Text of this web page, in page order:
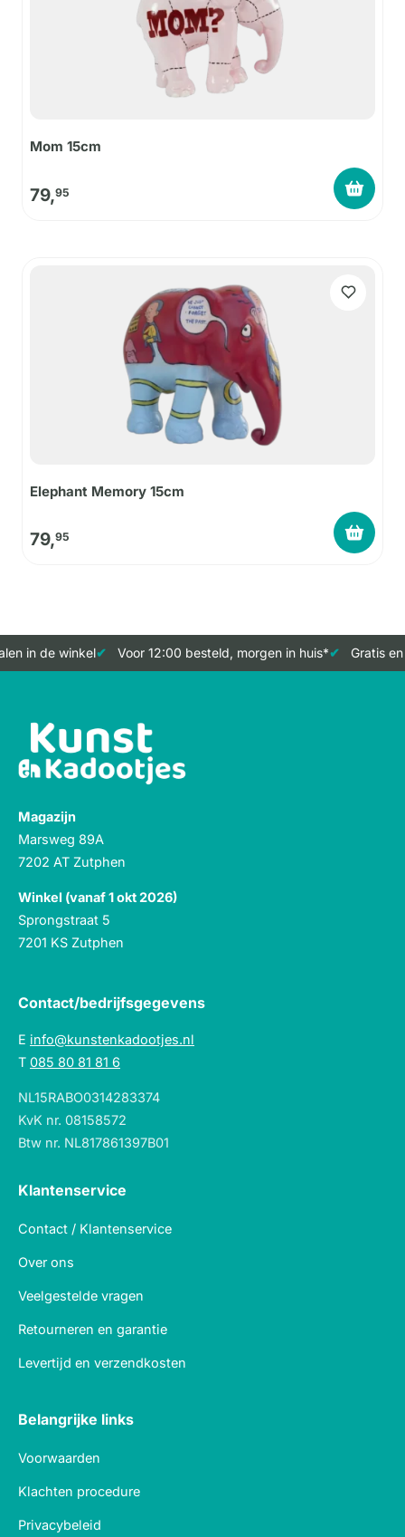
Mom 15cm
79,95
Elephant Memory 15cm
79,95
in de winkel Voor 12:00 besteld, morgen in huis* Gratis
Magazijn
Marsweg 89A
7202 AT Zutphen
Winkel (vanaf 1 okt 2026)
Sprongstraat 5
7201 KS Zutphen
Contact/bedrijfsgegevens
E info@kunstenkadootjes.nl
T 085 80 81 81 6
NL15RABO0314283374
KvK nr. 08158572
Btw nr. NL817861397B01
Klantenservice
Contact / Klantenservice
Over ons
Veelgestelde vragen
Retourneren en garantie
Levertijd en verzendkosten
Belangrijke links
Voorwaarden
Klachten procedure
Privacybeleid